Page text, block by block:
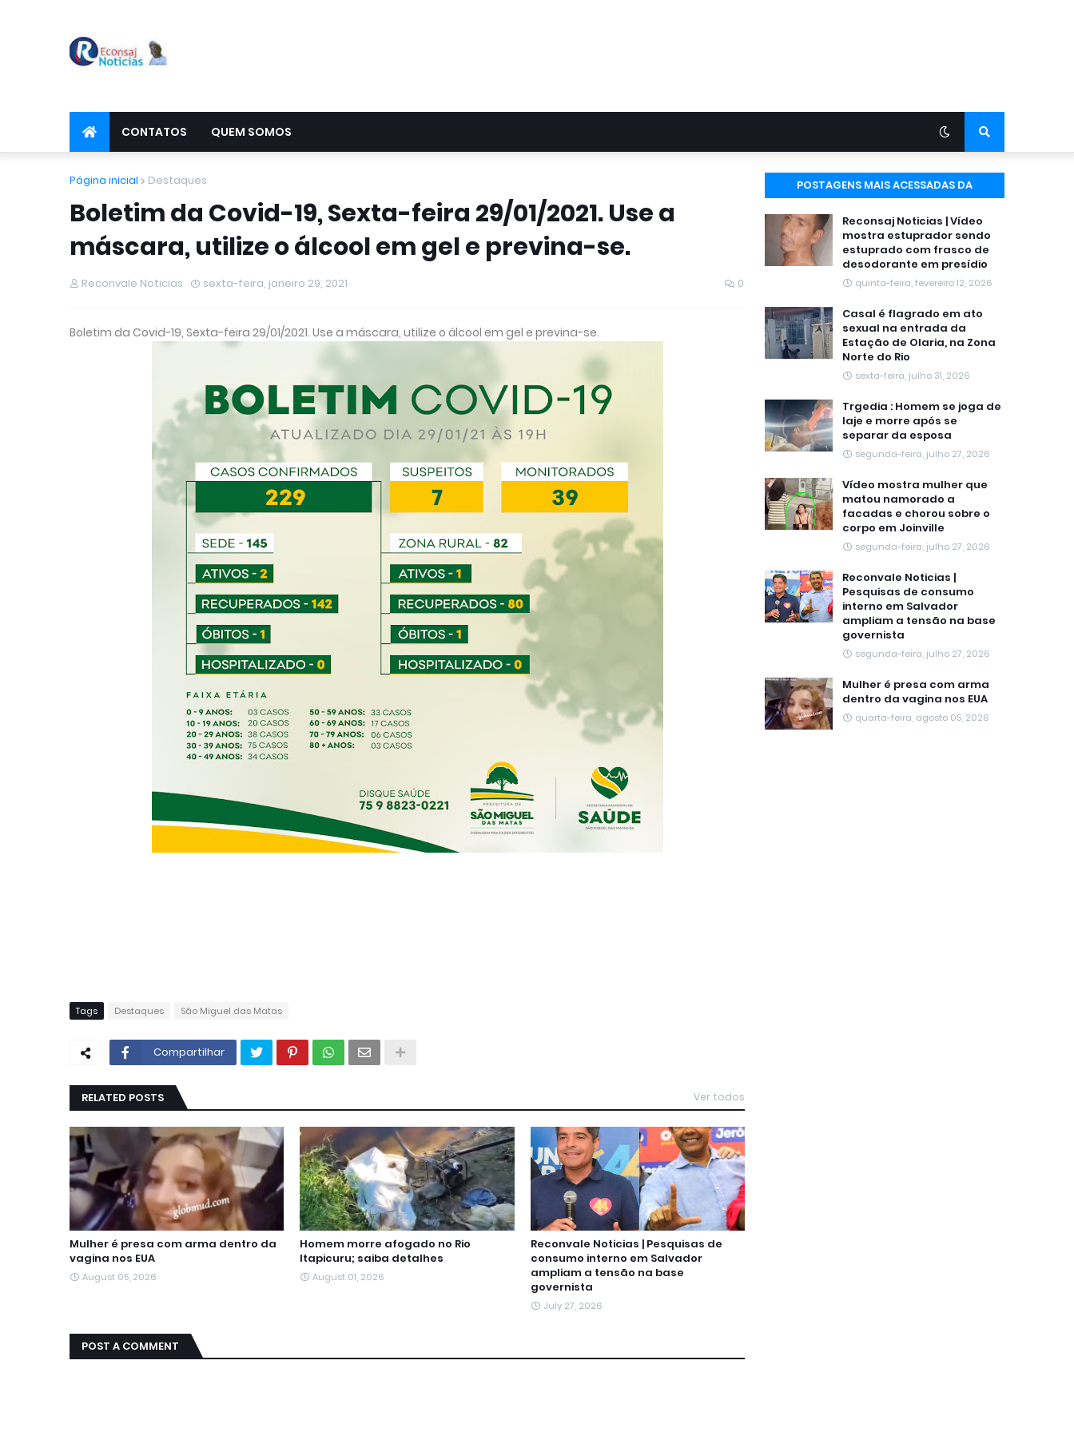
CONTATOS QUEM SOMOS
Página inicial Destaques
Boletim da Covid-19, Sexta-feira 29/01/2021. Use a
máscara, utilize o álcool em gel e previna-se.
Reconvale Noticias sexta-feira, janeiro 29, 2021 0
Boletim da Covid-19, Sexta-feira 29/01/2021. Use a máscara, utilize o álcool em gel e previna-se.
Tags Destaques São Miguel das Matas
Compartilhar
RELATED POSTS Ver todos
Mulher é presa com arma dentro da
vagina nos EUA
August 05, 2026
Homem morre afogado no Rio
Itapicuru; saiba detalhes
August 01, 2026
Reconvale Noticias | Pesquisas de
consumo interno em Salvador
ampliam a tensão na base
governista
July 27, 2026
POST A COMMENT
POSTAGENS MAIS ACESSADAS DA
Reconsaj Noticias | Vídeo
mostra estuprador sendo
estuprado com frasco de
desodorante em presídio
quinta-feira, fevereiro 12, 2026
Casal é flagrado em ato
sexual na entrada da
Estação de Olaria, na Zona
Norte do Rio
sexta-feira, julho 31, 2026
Trgedia : Homem se joga de
laje e morre após se
separar da esposa
segunda-feira, julho 27, 2026
Vídeo mostra mulher que
matou namorado a
facadas e chorou sobre o
corpo em Joinville
segunda-feira, julho 27, 2026
Reconvale Noticias |
Pesquisas de consumo
interno em Salvador
ampliam a tensão na base
governista
segunda-feira, julho 27, 2026
Mulher é presa com arma
dentro da vagina nos EUA
quarta-feira, agosto 05, 2026